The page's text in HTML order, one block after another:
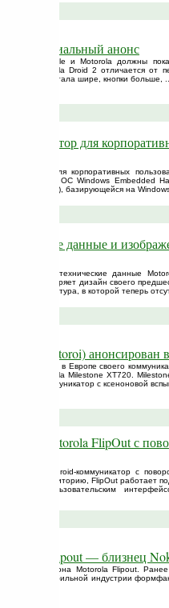
официальный анонс
Google и Motorola должны
Motorola Droid 2 отличается от
она стала шире, кнопки больше, ...
для
для корпоративных
работает на ОС Windows Embedded
устройств), базирующейся на
данные и
и технические данные
повторяет дизайн своего
клавиатура, в которой теперь
(Motoroi) анонсирован
в Европе своего
— Motorola Milestone XT720.
Android коммуникатор с ксеноновой
Motorola FlipOut с
Android-коммуникатор с
аудиторию, FlipOut работает
пользовательским
Flipout — близнец
смартфона Motorola Flipout.
новый для мобильной индустрии